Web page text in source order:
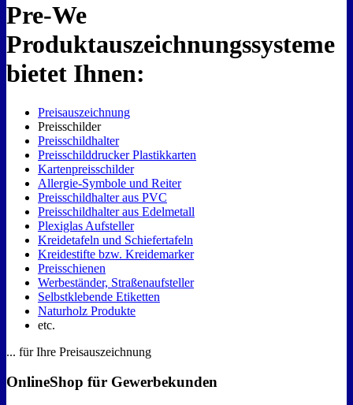
Pre-We
Produktauszeichnungssysteme
bietet Ihnen:
Preisauszeichnung
Preisschilder
Preisschildhalter
Preisschilddrucker Plastikkarten
Kartenpreisschilder
Allergie-Symbole und Reiter
Preisschildhalter aus PVC
Preisschildhalter aus Edelmetall
Plexiglas Aufsteller
Kreidetafeln und Schiefertafeln
Kreidestifte bzw. Kreidemarker
Preisschienen
Werbeständer, Straßenaufsteller
Selbstklebende Etiketten
Naturholz Produkte
etc.
... für Ihre Preisauszeichnung
OnlineShop für Gewerbekunden